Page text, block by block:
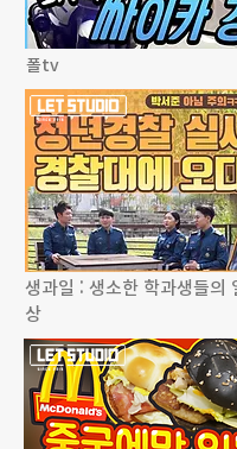
폴tv
생과일 : 생소한 학과생들의
상